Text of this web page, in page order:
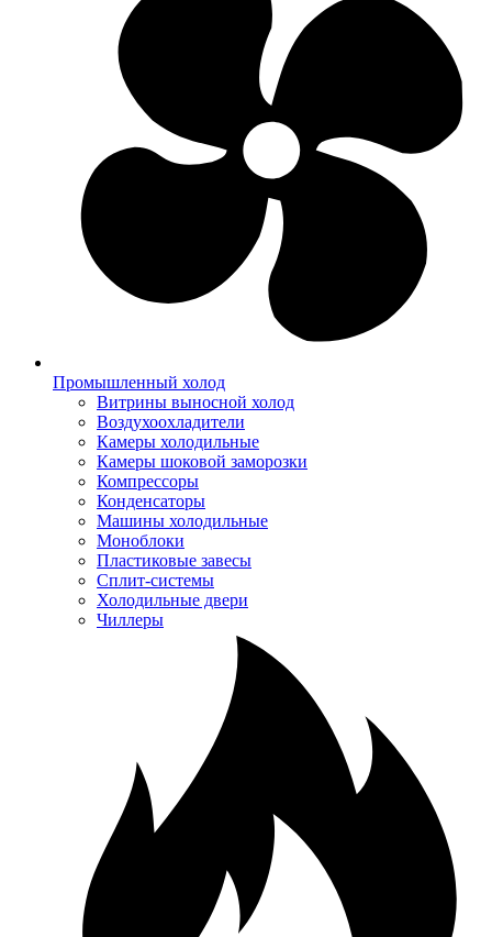
Промышленный холод
Витрины выносной холод
Воздухоохладители
Камеры холодильные
Камеры шоковой заморозки
Компрессоры
Конденсаторы
Машины холодильные
Моноблоки
Пластиковые завесы
Сплит-системы
Холодильные двери
Чиллеры